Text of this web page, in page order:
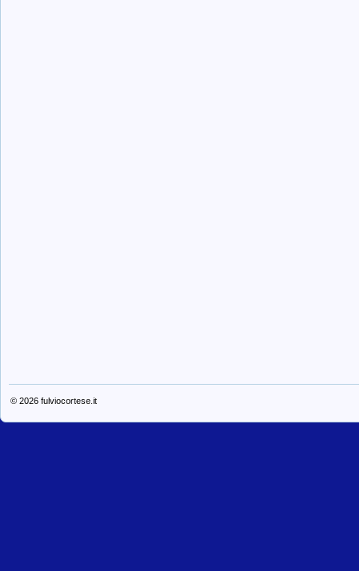
© 2026 fulviocortese.it